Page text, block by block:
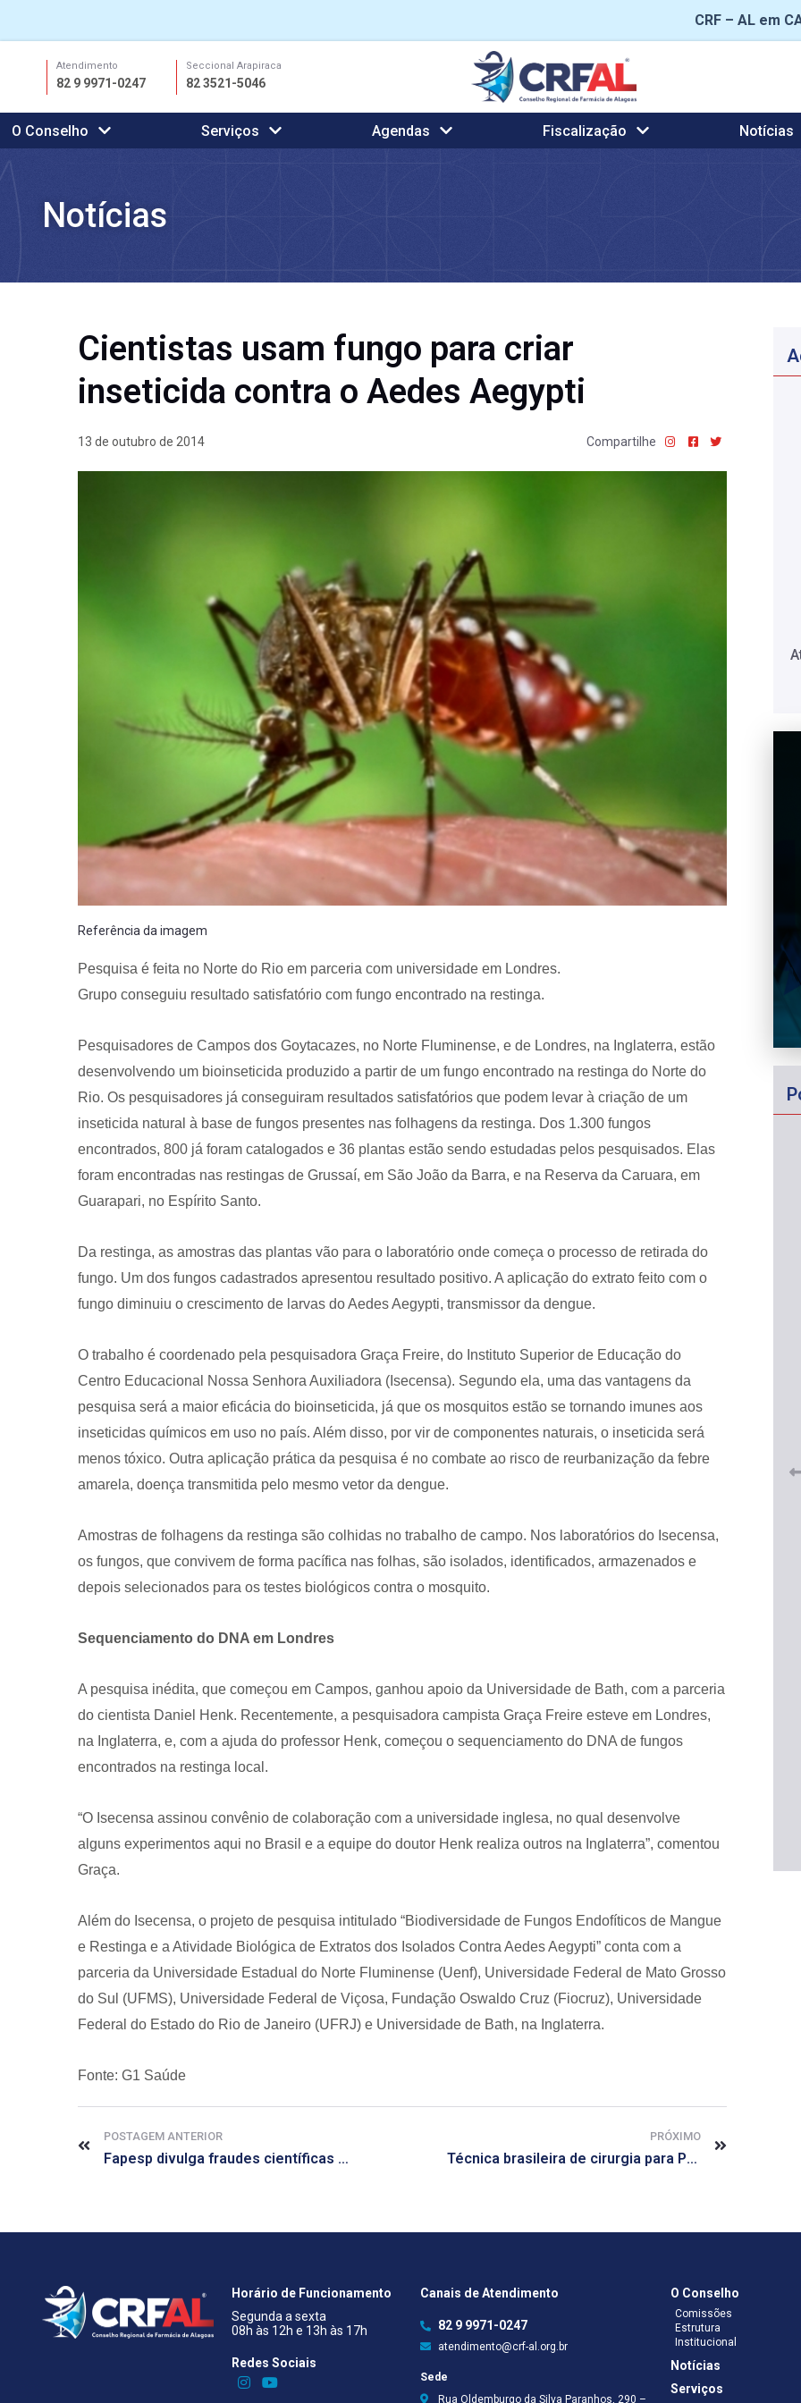
CRF – AL em
conteúdo
Atendimento
82 9 9971-0247
Seccional Arapiraca
82 3521-5046
O Conselho Serviços Agendas Fiscalização Notícias
Notícias
Cientistas usam fungo para criar
inseticida contra o Aedes Aegypti
13 de outubro de 2014 Compartilhe
Referência da imagem
Pesquisa é feita no Norte do Rio em parceria com universidade em Londres.
Grupo conseguiu resultado satisfatório com fungo encontrado na restinga.
Pesquisadores de Campos dos Goytacazes, no Norte Fluminense, e de Londres, na Inglaterra, estão
desenvolvendo um bioinseticida produzido a partir de um fungo encontrado na restinga do Norte do
Rio. Os pesquisadores já conseguiram resultados satisfatórios que podem levar à criação de um
inseticida natural à base de fungos presentes nas folhagens da restinga. Dos 1.300 fungos
encontrados, 800 já foram catalogados e 36 plantas estão sendo estudadas pelos pesquisados. Elas
foram encontradas nas restingas de Grussaí, em São João da Barra, e na Reserva da Caruara, em
Guarapari, no Espírito Santo.
Da restinga, as amostras das plantas vão para o laboratório onde começa o processo de retirada do
fungo. Um dos fungos cadastrados apresentou resultado positivo. A aplicação do extrato feito com o
fungo diminuiu o crescimento de larvas do Aedes Aegypti, transmissor da dengue.
O trabalho é coordenado pela pesquisadora Graça Freire, do Instituto Superior de Educação do
Centro Educacional Nossa Senhora Auxiliadora (Isecensa). Segundo ela, uma das vantagens da
pesquisa será a maior eficácia do bioinseticida, já que os mosquitos estão se tornando imunes aos
inseticidas químicos em uso no país. Além disso, por vir de componentes naturais, o inseticida será
menos tóxico. Outra aplicação prática da pesquisa é no combate ao risco de reurbanização da febre
amarela, doença transmitida pelo mesmo vetor da dengue.
Amostras de folhagens da restinga são colhidas no trabalho de campo. Nos laboratórios do Isecensa,
os fungos, que convivem de forma pacífica nas folhas, são isolados, identificados, armazenados e
depois selecionados para os testes biológicos contra o mosquito.
Sequenciamento do DNA em Londres
A pesquisa inédita, que começou em Campos, ganhou apoio da Universidade de Bath, com a parceria
do cientista Daniel Henk. Recentemente, a pesquisadora campista Graça Freire esteve em Londres,
na Inglaterra, e, com a ajuda do professor Henk, começou o sequenciamento do DNA de fungos
encontrados na restinga local.
“O Isecensa assinou convênio de colaboração com a universidade inglesa, no qual desenvolve
alguns experimentos aqui no Brasil e a equipe do doutor Henk realiza outros na Inglaterra”, comentou
Graça.
Além do Isecensa, o projeto de pesquisa intitulado “Biodiversidade de Fungos Endofíticos de Mangue
e Restinga e a Atividade Biológica de Extratos dos Isolados Contra Aedes Aegypti” conta com a
parceria da Universidade Estadual do Norte Fluminense (Uenf), Universidade Federal de Mato Grosso
do Sul (UFMS), Universidade Federal de Viçosa, Fundação Oswaldo Cruz (Fiocruz), Universidade
Federal do Estado do Rio de Janeiro (UFRJ) e Universidade de Bath, na Inglaterra.
Fonte: G1 Saúde
POSTAGEM ANTERIOR
Fapesp divulga fraudes científicas e punições a pesquisadores
PRÓXIMO
Técnica brasileira de cirurgia para Parkinson ganha prêmio na Europa
CRF-AL reforça importância do
farmacêutico em nova resolução
da Anvisa sobre medicamentos à
base de Cannabis
29 de janeiro de 2026
CRF-AL renova parceria com
CRF-SP e garante continuidade
do acesso gratuito à Academia
Virtual de Farmácia
26 de maio de 2026
Horário de Funcionamento
Segunda a sexta
08h às 12h e 13h às 17h
Redes Sociais​
Canais de Atendimento
82 9 9971-0247
atendimento@crf-al.org.br
Sede
Rua Oldemburgo da Silva Paranhos, 290 –
O Conselho
Comissões
Estrutura
Institucional
Notícias
Serviços